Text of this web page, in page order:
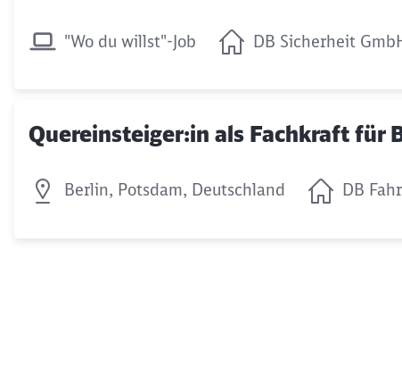
"Wo du willst"-Job DB Sicherheit
Quereinsteiger:in als Fachkraft für
Berlin, Potsdam, Deutschland DB